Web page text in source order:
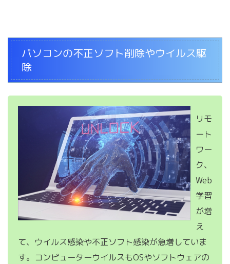
パソコンの不正ソフト削除やウイルス駆
除
リモ
ート
ワー
ク、
Web
学習
が増
え
て、ウイルス感染や不正ソフト感染が急増していま
す。コンピューターウイルスもOSやソフトウェアの